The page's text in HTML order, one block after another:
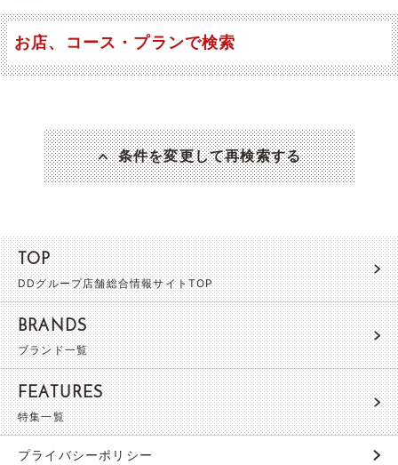
お店、コース・プランで検索
条件を変更して再検索する
TOP
DDグループ店舗総合情報サイトTOP
BRANDS
ブランド一覧
FEATURES
特集一覧
プライバシーポリシー